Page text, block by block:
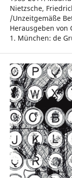
Nietzsche,
/Unzeitgemäße
Herausgeben von
1. München: de